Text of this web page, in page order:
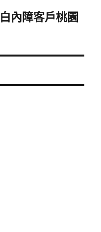
內障客戶桃園